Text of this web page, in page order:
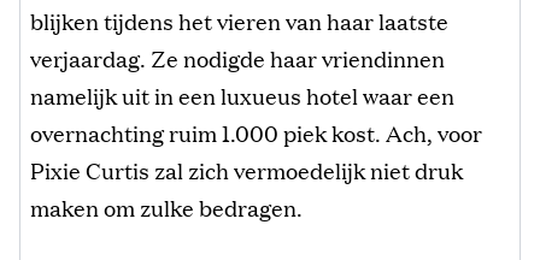
blijken tijdens het vieren van haar laatste
verjaardag. Ze nodigde haar vriendinnen
namelijk uit in een luxueus hotel waar een
overnachting ruim 1.000 piek kost. Ach, voor
Pixie Curtis zal zich vermoedelijk niet druk
maken om zulke bedragen.